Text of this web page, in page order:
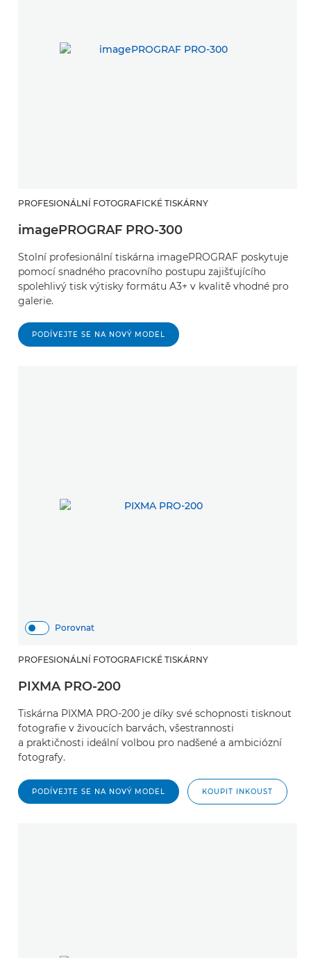
PROFESIONÁLNÍ FOTOGRAFICKÉ TISKÁRNY
imagePROGRAF PRO-300
Stolní profesionální tiskárna imagePROGRAF poskytuje
pomocí snadného pracovního postupu zajišťujícího
spolehlivý tisk výtisky formátu A3+ v kvalitě vhodné pro
galerie.
PODÍVEJTE SE NA NOVÝ MODEL
Porovnat
PROFESIONÁLNÍ FOTOGRAFICKÉ TISKÁRNY
PIXMA PRO-200
Tiskárna PIXMA PRO-200 je díky své schopnosti tisknout
fotografie v živoucích barvách, všestrannosti
a praktičnosti ideální volbou pro nadšené a ambiciózní
fotografy.
PODÍVEJTE SE NA NOVÝ MODEL KOUPIT INKOUST